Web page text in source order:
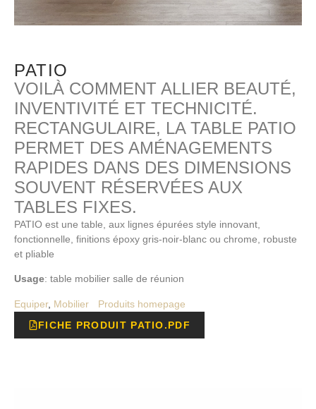
PATIO
VOILÀ COMMENT ALLIER BEAUTÉ,
INVENTIVITÉ ET TECHNICITÉ.
RECTANGULAIRE, LA TABLE PATIO
PERMET DES AMÉNAGEMENTS
RAPIDES DANS DES DIMENSIONS
SOUVENT RÉSERVÉES AUX
TABLES FIXES.
PATIO est une table, aux lignes épurées style innovant,
fonctionnelle, finitions époxy gris-noir-blanc ou chrome, robuste
et pliable
Usage: table mobilier salle de réunion
Equiper, Mobilier
Produits homepage
FICHE PRODUIT PATIO.PDF